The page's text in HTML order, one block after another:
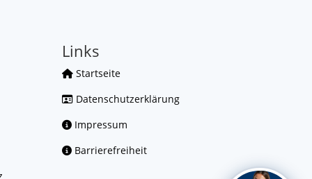
Links
Startseite
Datenschutzerklärung
Impressum
Barrierefreiheit